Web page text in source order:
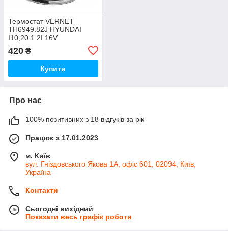
Термостат VERNET
TH6949.82J HYUNDAI
I10,20 1.2I 16V
CEE`D,VENGA 1.4I 16V
06.12-,10.02-
420 ₴
Купити
Про нас
100% позитивних з 18 відгуків за рік
Працює з 17.01.2023
м. Київ
вул. Гніздовського Якова 1А, офіс 601, 02094, Київ,
Україна
Контакти
Сьогодні вихідний
Показати весь графік роботи